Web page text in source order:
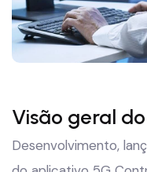
Visão geral
Desenvolvimento,